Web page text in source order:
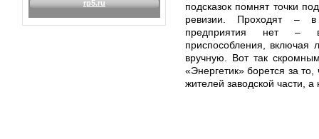
подсказок помнят точки
ревизии. Проходят –
предприятия нет –
приспособления, включая
вручную. Вот так
«Энергетик» борется за
жителей заводской части,